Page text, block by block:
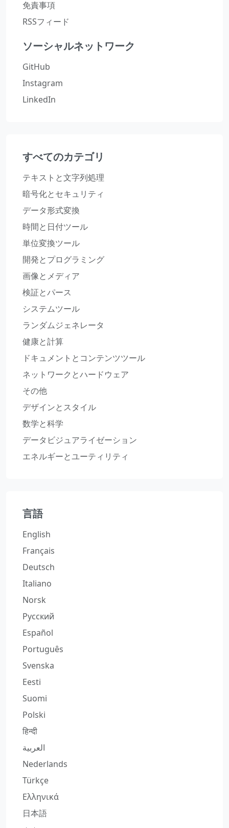
免責事項
RSSフィード
ソーシャルネットワーク
GitHub
Instagram
LinkedIn
すべてのカテゴリ
テキストと文字列処理
暗号化とセキュリティ
データ形式変換
時間と日付ツール
単位変換ツール
開発とプログラミング
画像とメディア
検証とパース
システムツール
ランダムジェネレータ
健康と計算
ドキュメントとコンテンツツール
ネットワークとハードウェア
その他
デザインとスタイル
数学と科学
データビジュアライゼーション
エネルギーとユーティリティ
言語
English
Français
Deutsch
Italiano
Norsk
Русский
Español
Português
Svenska
Eesti
Suomi
Polski
हिन्दी
العربية
Nederlands
Türkçe
Ελληνικά
日本語